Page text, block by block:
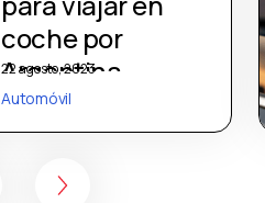
coche por
Argentina
22 agosto, 2023
Automóvil